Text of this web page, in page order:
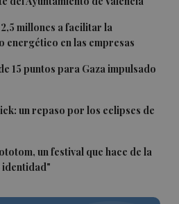
millones a facilitar la
energético en las empresas
15 puntos para Gaza impulsado
un repaso por los eclipses de
un festival que hace de la
identidad"